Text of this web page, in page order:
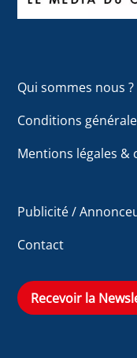
Qui sommes nous ?
Conditions
Mentions légales &
Publicité /
Contact
Recevoir la